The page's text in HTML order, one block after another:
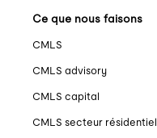
Ce que nous faisons
CMLS
CMLS advisory
CMLS capital
CMLS secteur résidentiel